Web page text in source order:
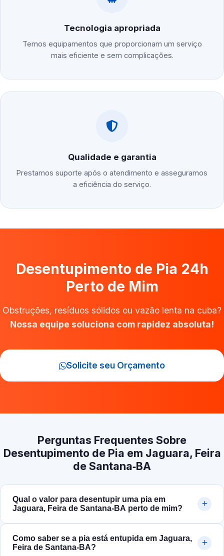
Tecnologia apropriada
Temos equipamentos que proporcionam um serviço
mais eficiente e sem complicações.
Qualidade e garantia
Prestamos suporte após o atendimento e asseguramos
a eficiência do serviço.
Desentupimento de Pia 24h
Perto de Mim
Obstruções, resíduos sólidos ou vazão lenta na cuba?
Nossa equipe soluciona com rapidez absoluta!
Solicite seu Orçamento
Perguntas Frequentes Sobre
Desentupimento de Pia em Jaguara, Feira
de Santana‑BA
Qual o valor para desentupir uma pia em
Jaguara, Feira de Santana‑BA perto de mim?
Como saber se a pia está entupida em Jaguara,
Feira de Santana‑BA?